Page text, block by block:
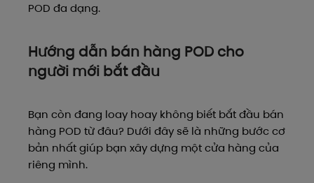
POD đa dạng.
Hướng dẫn bán hàng POD cho
người mới bắt đầu
Bạn còn đang loay hoay không biết bắt đầu bán
hàng POD từ đâu? Dưới đây sẽ là những bước cơ
bản nhất giúp bạn xây dựng một cửa hàng của
riêng mình.